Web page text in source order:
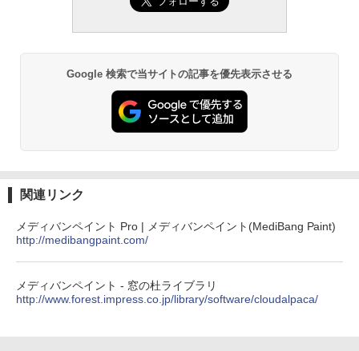
方 マニュアル AI副業にもコンテンツ作成
めのAIコーディング入門シリーズ
ードウェア・市販ソフトウェアのパーフ
ェクトリストと最新エミュレータ紹介
し
ション (32GB) 7インチディスプレイ、明
るさ自動調整、色調調節ライト、12週間
持続バッテリー、広告なし、メタリック
ージ、防水、7インチカラーディスプレ
イ、色調調節ライト、最大8週間持続バッ
￥31,980
Google 検索で当サイトの記事を優先表示させる
関連リンク
メディバンペイント Pro | メディバンペイント(MediBang Paint)
http://medibangpaint.com/
メディバンペイント - 窓の杜ライブラリ
http://www.forest.impress.co.jp/library/software/cloudalpaca/